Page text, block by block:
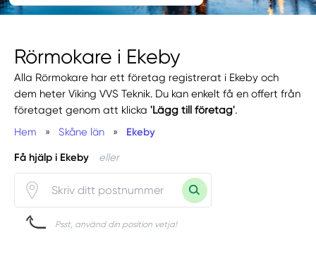
Rörmokare i Ekeby
Alla Rörmokare har ett företag registrerat i Ekeby och
dem heter Viking VVS Teknik. Du kan enkelt få en offert från
företaget genom att klicka'Lägg till företag'.
Hem
» Skåne län » Ekeby
Få hjälp i Ekeby eller
Psst, använd din position vetja!